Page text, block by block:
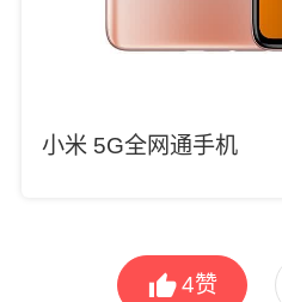
小米 5G全网通手机
4赞